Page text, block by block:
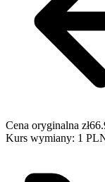
Cena oryginalna
Kurs wymiany: 1